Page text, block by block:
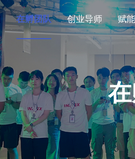
深
学院概况
在孵团队 创业导师 赋